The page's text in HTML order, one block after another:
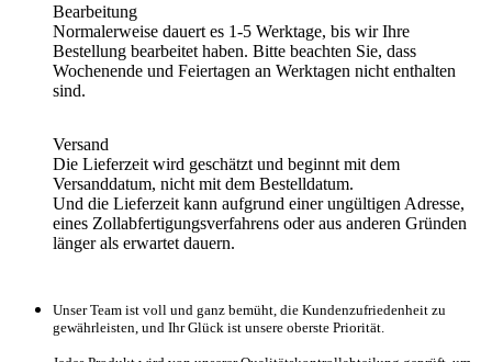
Bearbeitung
Normalerweise dauert es 1-5 Werktage, bis wir Ihre
Bestellung bearbeitet haben. Bitte beachten Sie, dass
Wochenende und Feiertagen an Werktagen nicht enthalten
sind.
Versand
Die Lieferzeit wird geschätzt und beginnt mit dem
Versanddatum, nicht mit dem Bestelldatum.
Und die Lieferzeit kann aufgrund einer ungültigen Adresse,
eines Zollabfertigungsverfahrens oder aus anderen Gründen
länger als erwartet dauern.
Unser Team ist voll und ganz bemüht, die Kundenzufriedenheit zu
gewährleisten, und Ihr Glück ist unsere oberste Priorität.